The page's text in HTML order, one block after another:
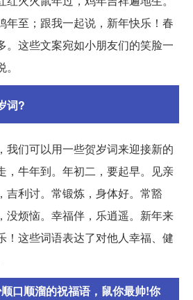
年至；跟我一起说，新年快乐！春
。这些文案宛如小朋友们的笑脸一
词?
我们可以用一些贺岁词来迎接新的
，牛年到。年初二，要起早。见亲
吉利讨。常锻炼，身体好。常豁
没烦恼。幸福伴，乐逍遥。新年来
！这些词语表达了对他人幸福、健
口顺溜的祝福语，鼠你最帅!你